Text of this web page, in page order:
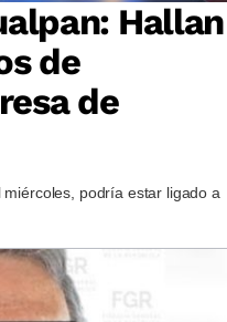
Hallan
de
de
podría estar ligado a